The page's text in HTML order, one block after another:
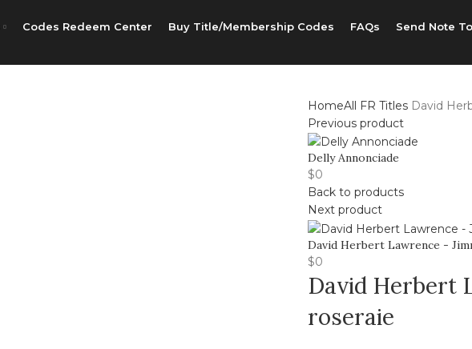
Codes Redeem Center Buy Title/Membership Codes FAQs Send Note
HomeAll FR Titles David
Previous product
Delly Annonciade
$0
Back to products
Next product
David Herbert Lawrence -
$0
David Herbert
roseraie